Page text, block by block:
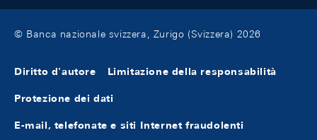
© Banca nazionale svizzera, Zurigo (Svizzera) 2026
Diritto d'autore Limitazione della responsabilità
Protezione dei dati
E-mail, telefonate e siti Internet fraudolenti